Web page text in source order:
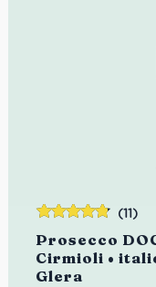
Prosecco
Cirmioli •
Glera
(11)
Bewertet
mit4.73
von 5